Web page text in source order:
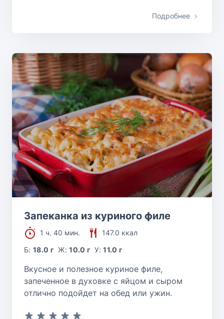
Подробнее
Запеканка из куриного филе
1 ч. 40 мин.
147.0 ккал
Б:18.0 г Ж:10.0 г У:11.0 г
Вкусное и полезное куриное филе,
запеченное в духовке с яйцом и сыром
отлично подойдет на обед или ужин.